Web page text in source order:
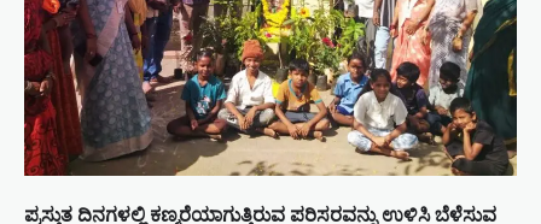
ಪ್ರಸ್ತುತ ದಿನಗಳಲ್ಲಿ ಕಣ್ಮರೆಯಾಗುತ್ತಿರುವ ಪರಿಸರವನ್ನು ಉಳಿಸಿ ಬೆಳೆಸುವ